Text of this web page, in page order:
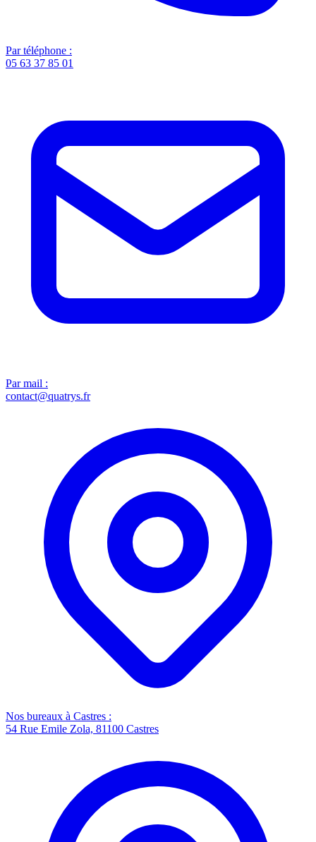
Par téléphone :
05 63 37 85 01
Par mail :
contact@quatrys.fr
Nos bureaux à Castres :
54 Rue Emile Zola, 81100 Castres